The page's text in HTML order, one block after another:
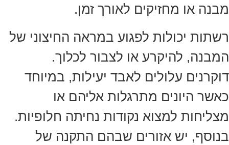
מבנה או מחזיקים לאורך זמן.
רשתות יכולות לפגוע במראה החיצוני של
המבנה, להיקרע או לצבור לכלוך.
דוקרנים עלולים לאבד יעילות, במיוחד
כאשר היונים מתרגלות אליהם או
מצליחות למצוא נקודות נחיתה חלופיות.
בנוסף, יש אזורים שבהם התקנה של